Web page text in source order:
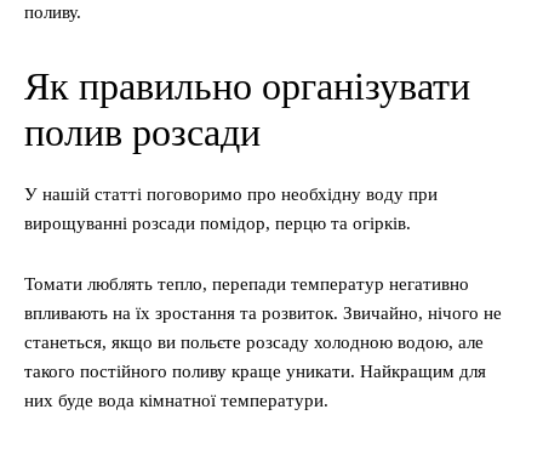
поливу.
Як правильно організувати
полив розсади
У нашій статті поговоримо про необхідну воду при
вирощуванні розсади помідор, перцю та огірків.
Томати люблять тепло, перепади температур негативно
впливають на їх зростання та розвиток. Звичайно, нічого не
станеться, якщо ви польєте розсаду холодною водою, але
такого постійного поливу краще уникати. Найкращим для
них буде вода кімнатної температури.